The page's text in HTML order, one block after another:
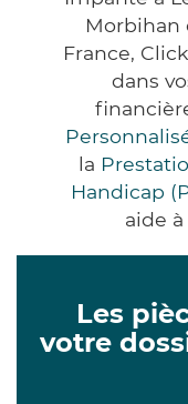
Morbihan
France,
dans
la
Handicap
aide
Les
votre